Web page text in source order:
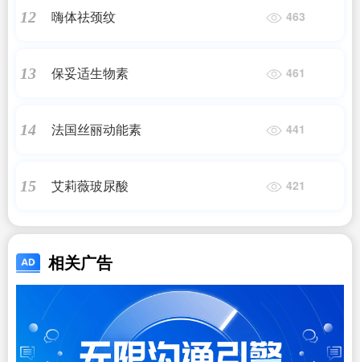
12 嗨体祛颈纹 463
13 保妥适生物素 461
14 法国丝丽动能素 441
15 艾莉薇玻尿酸 421
相关广告